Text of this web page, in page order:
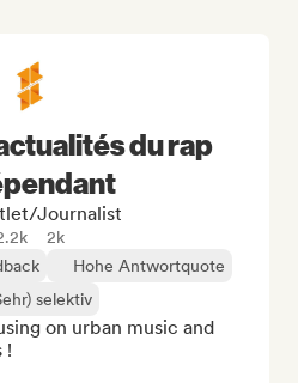
du rap
Journalist
2k
Hohe Antwortquote
selektiv
on urban music and
!